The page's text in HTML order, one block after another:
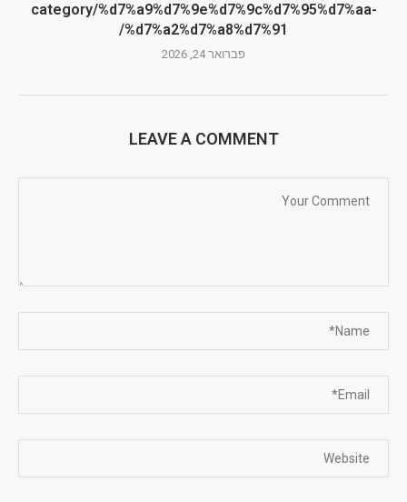
category/%d7%a9%d7%9e%d7%9c%d7%95%d7%aa-
%d7%a2%d7%a8%d7%91/
פברואר 24, 2026
LEAVE A COMMENT